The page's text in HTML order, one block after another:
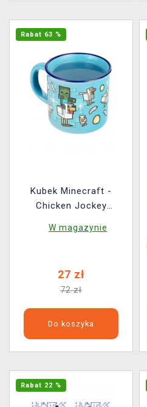
Rabat 63 %
Kubek Minecraft -
Chicken Jockey
W magazynie
27 zł
72 zł
Do koszyka
Rabat 22 %